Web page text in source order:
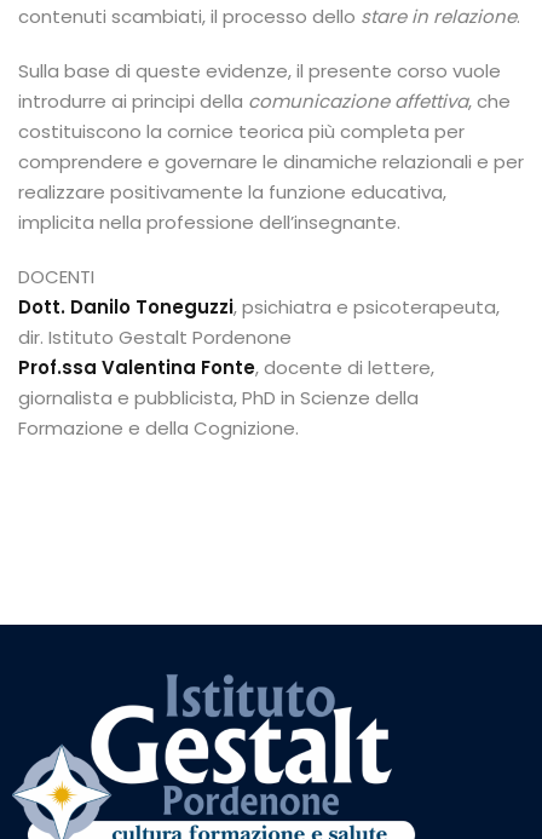
contenuti scambiati, il processo dello stare in relazione.
Sulla base di queste evidenze, il presente corso vuole
introdurre ai principi della comunicazione affettiva, che
costituiscono la cornice teorica più completa per
comprendere e governare le dinamiche relazionali e per
realizzare positivamente la funzione educativa,
implicita nella professione dell’insegnante.
DOCENTI
Dott. Danilo Toneguzzi, psichiatra e psicoterapeuta,
dir. Istituto Gestalt Pordenone
Prof.ssa Valentina Fonte, docente di lettere,
giornalista e pubblicista, PhD in Scienze della
Formazione e della Cognizione.